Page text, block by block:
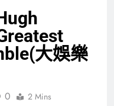
大娛樂
0 2 Mins